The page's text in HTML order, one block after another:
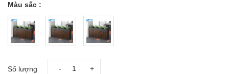
Màu sắc :
Số lượng - +